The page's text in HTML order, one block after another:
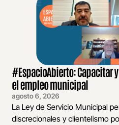
#EspacioAbierto: Capacitar
el empleo municipal
agosto 6, 2026
La Ley de Servicio Municipal
discrecionales y clientelismo